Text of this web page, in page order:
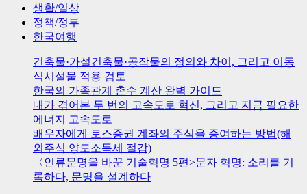
생활/일상
정책/정부
한국여행
건축물·가설건축물·공작물의 정의와 차이, 그리고 이동
식시설물 적용 검토
한국의 가족관계 촌수 계산 완벽 가이드
내가 겪어본 두 번의 고속도로 혁신, 그리고 지금 필요한
에너지 고속도로
배우자에게 토스증권 계좌의 주식을 증여하는 방법(해
외주식 양도소득세 절감)
〈인류문명을 바꾼 기술혁명 5편>문자 혁명: 소리를 기
록하다, 문명을 설계하다